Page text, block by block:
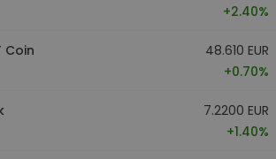
+2.40%
Coin
48.610 EUR
+0.70%
7.2200 EUR
+1.40%